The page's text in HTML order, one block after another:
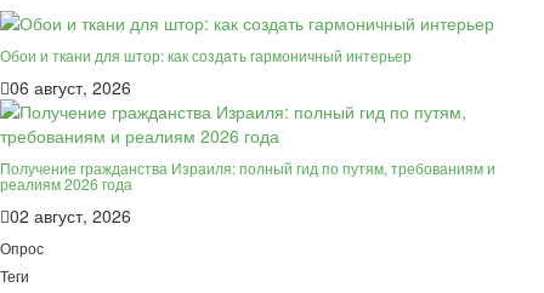
Обои и ткани для штор: как создать гармоничный интерьер
06 август, 2026
Получение гражданства Израиля: полный гид по путям, требованиям и
реалиям 2026 года
02 август, 2026
Опрос
Теги